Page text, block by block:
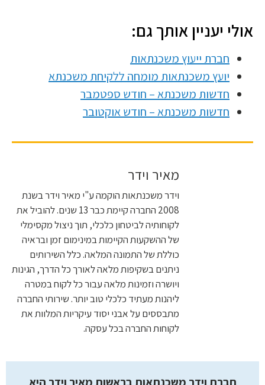
אולי יעניין אותך גם:
חברת ייעוץ משכנתאות
יועץ משכנתאות מומחה ללקיחת משכנתא
חדשות משכנתא – חודש ספטמבר
חדשות משכנתא – חודש אוקטובר
מאיר וידר
וידר משכנתאות הוקמה ע"י מאיר וידר בשנת
2008 החברה קיימת כבר 13 שנים. להוביל את
לקוחותיה לביטחון כלכלי, תוך ניצול מקסימלי
של ההשקעות הקיימות במינימום זמן ובראיה
כוללת של התמונה המלאה. כלל השירותים
ניתנים בשקיפות מלאה לאורך כל הדרך, הגינות
ויושרה וזמינות מלאה עבור כל לקוח במטרה
ליהנות מעתיד כלכלי טוב יותר. שירותי החברה
מתבססים על אבני יסוד עיקריות המלוות את
לקוחות החברה בכל עסקה.